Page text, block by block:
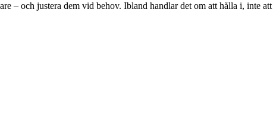
– och justera dem vid behov. Ibland handlar det om att hålla i, inte att